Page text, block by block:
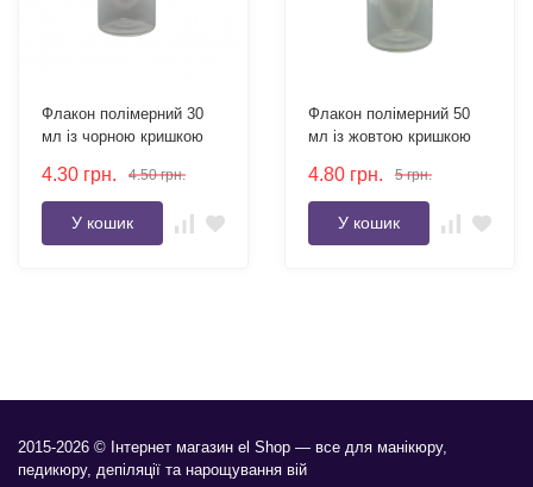
Флакон полімерний 30
мл із чорною кришкою
4.30 грн. 4.50 грн.
У кошик
Флакон полімерний 50
мл із жовтою кришкою
4.80 грн. 5 грн.
У кошик
2015-2026 © Інтернет магазин el Shop — все для манікюру,
педикюру, депіляції та нарощування вій